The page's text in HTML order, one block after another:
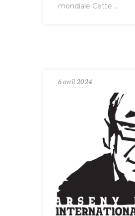
mondiale Cette ...
6 avril 2024